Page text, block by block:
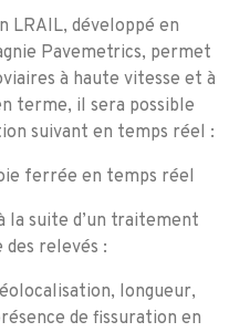
LRAIL, développé en
Pavemetrics, permet
à haute vitesse et à
terme, il sera possible
suivant en temps réel :
ferrée en temps réel
la suite d’un traitement
relevés :
longueur,
de fissuration en